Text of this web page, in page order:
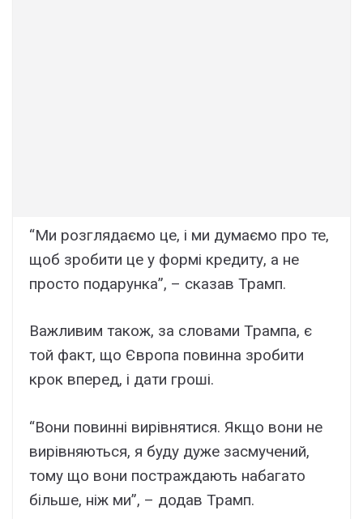
“Ми розглядаємо це, і ми думаємо про те,
щоб зробити це у формі кредиту, а не
просто подарунка”, – сказав Трамп.
Важливим також, за словами Трампа, є
той факт, що Європа повинна зробити
крок вперед, і дати гроші.
“Вони повинні вирівнятися. Якщо вони не
вирівняються, я буду дуже засмучений,
тому що вони постраждають набагато
більше, ніж ми”, – додав Трамп.